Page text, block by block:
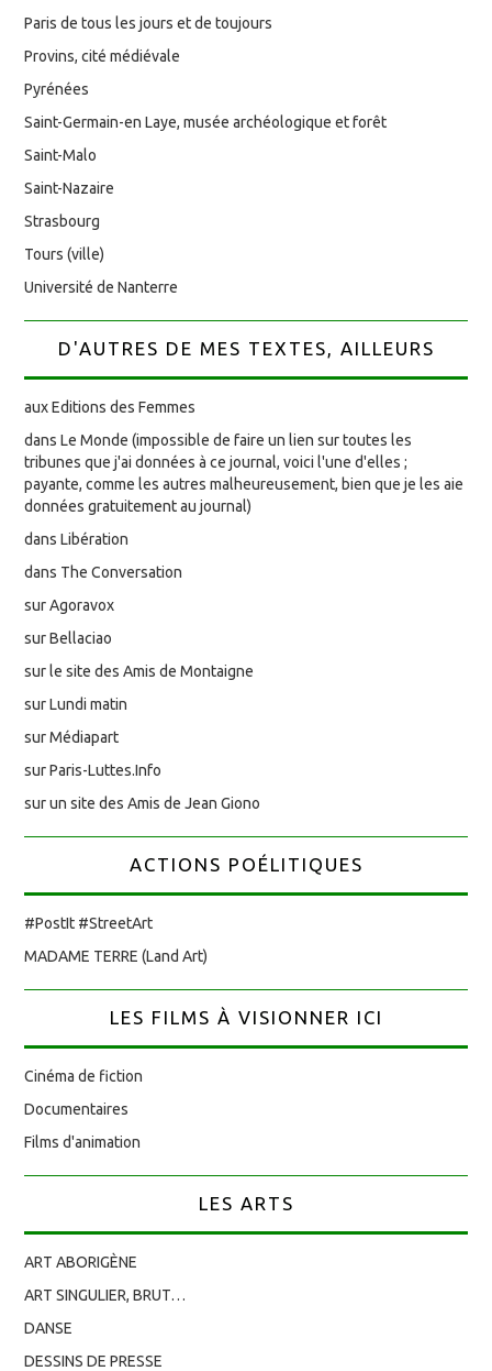
Paris de tous les jours et de toujours
Provins, cité médiévale
Pyrénées
Saint-Germain-en Laye, musée archéologique et forêt
Saint-Malo
Saint-Nazaire
Strasbourg
Tours (ville)
Université de Nanterre
D'AUTRES DE MES TEXTES, AILLEURS
aux Editions des Femmes
dans Le Monde (impossible de faire un lien sur toutes les
tribunes que j'ai données à ce journal, voici l'une d'elles ;
payante, comme les autres malheureusement, bien que je les aie
données gratuitement au journal)
dans Libération
dans The Conversation
sur Agoravox
sur Bellaciao
sur le site des Amis de Montaigne
sur Lundi matin
sur Médiapart
sur Paris-Luttes.Info
sur un site des Amis de Jean Giono
ACTIONS POÉLITIQUES
#PostIt #StreetArt
MADAME TERRE (Land Art)
LES FILMS À VISIONNER ICI
Cinéma de fiction
Documentaires
Films d'animation
LES ARTS
ART ABORIGÈNE
ART SINGULIER, BRUT…
DANSE
DESSINS DE PRESSE